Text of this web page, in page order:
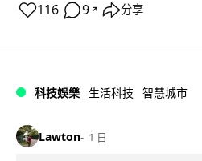
116 9 ↗ 分享
科技娛樂 生活科技 智慧城市
Lawton 1 日